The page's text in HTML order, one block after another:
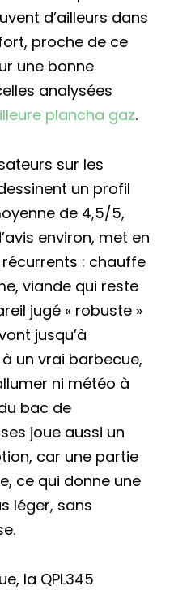
d’ailleurs dans
proche de ce
une bonne
analysées
plancha gaz.
sur les
un profil
de 4,5/5,
environ, met en
: chauffe
viande qui reste
jugé « robuste »
jusqu’à
un vrai barbecue,
ni météo à
bac de
joue aussi un
car une partie
ce qui donne une
léger, sans
la QPL345